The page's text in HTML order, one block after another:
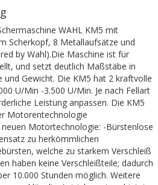
WAHL KM5 mit
Scherkopf, 8 Metallaufsätze und
by Wahl).Die Maschine ist für
und setzt deutlich Maßstäbe in
und Gewicht. Die KM5 hat 2 kraftvolle
U/Min -3.500 U/Min. Je nach Fellart
Leistung anpassen. Die KM5
Motorentechnologie
Motortechnologie: -Bürstenlose
zu herkömmlichen
welche zu starkem Verschleiß
haben keine Verschleißteile; dadurch
10.000 Stunden möglich. Weitere